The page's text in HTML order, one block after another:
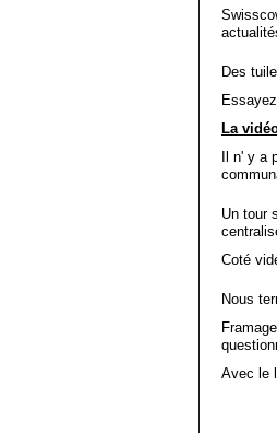
Des
Essayez
La
Il n' y
Un tour
Coté
Nous
Avec le